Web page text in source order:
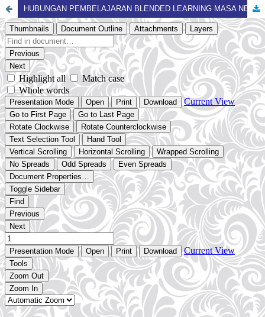
HUBUNGAN PEMBELAJARAN BLENDED LEARNING MASA NEW NORMAL TERHADAP HASIL BELAJAR PRAKTEK MATA PELAJARAN PRAKARYA DAN KEWIRAUSAHAAN SISWA KELAS X SMA PEMBANGUNAN LABORATORIUM UNP